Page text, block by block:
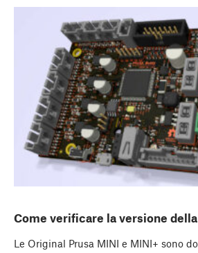
Come verificare la versione
Le Original Prusa MINI e MINI+ sono